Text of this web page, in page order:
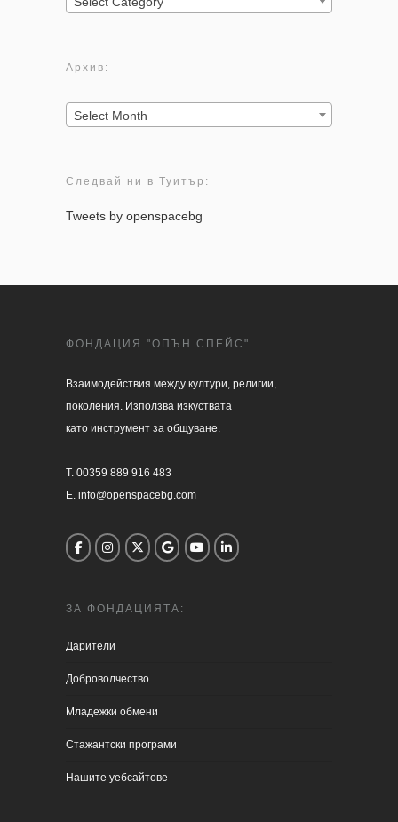
Архив:
Архив:
Select Month
Следвай ни в Туитър:
Tweets by openspacebg
ФОНДАЦИЯ "ОПЪН СПЕЙС"
Взаимодействия между култури, религии,
поколения. Използва изкуствата
като инструмент за общуване.
T. 00359 889 916 483
E. info@openspacebg.com
ЗА ФОНДАЦИЯТА:
Дарители
Доброволчество
Младежки обмени
Стажантски програми
Нашите уебсайтове